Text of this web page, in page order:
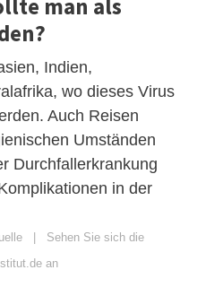
man als
Indien,
wo dieses Virus
Auch Reisen
Umständen
Durchfallerkrankung
in der
| Sehen Sie sich die
an